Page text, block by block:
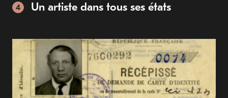
4
Un artiste dans tous ses états